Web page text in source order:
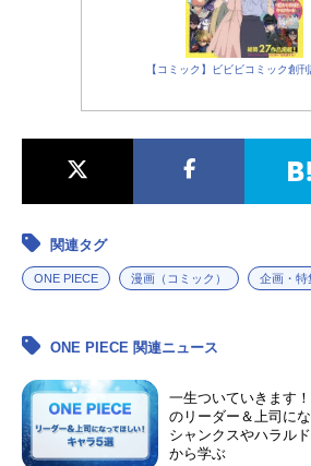
【コミック】ビビビコミック創
関連タグ
ONE PIECE 漫画（コミック） 企画・特
ONE PIECE 関連ニュース
一生ついていきます
のリーダー＆上司に
シャンクスやハラル
から学ぶ